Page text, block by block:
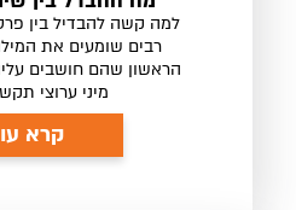
למה קשה להבדיל בין
רבים שומעים את
הראשון שהם חושבים
מיני ערוצי
קרא